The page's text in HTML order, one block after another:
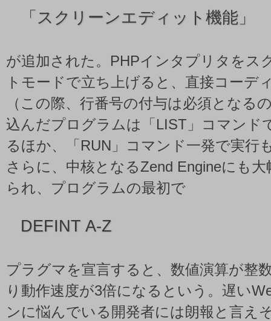
「 スクリーンエディット機能」
が追加された。PHPインタプリタをス
トモードで立ち上げると、直接コーデ
（この際、行番号の付与は必須となる
込んだプログラムは「LIST」コマンド
るほか、「RUN」コマンド一発で実行
さらに、中核となるZend Engineにも
られ、プログラムの最初で
DEFINT A-Z
プラグマを宣言すると、数値演算が整
り動作速度が3倍になるという。遅い
ンに悩んでいる開発者には朗報と言え